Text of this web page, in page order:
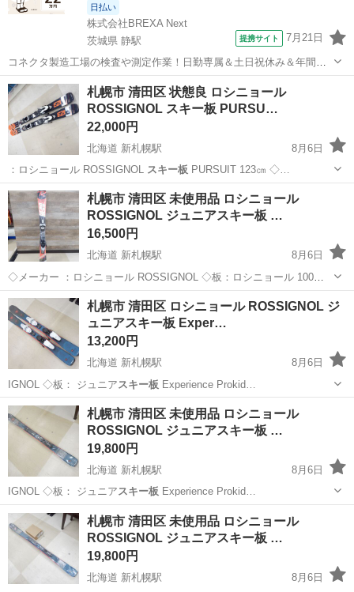
日払い
株式会社BREXA Next
茨城県 静駅
提携サイト 7月21日
コネクタ製造工場の検査や測定作業！日勤専属＆土日祝休み＆年間休
日128日★クリーンルーム内作業★マイカー通勤OK＆無料駐車場あり
★就業先食堂利用可！日払い制度あり！《茨城県常陸大宮市》 人気の
工場のお仕事 ◇コネクタ製造工...
茨城 常陸大宮市 静駅 その他
札幌市 清田区 状態良 ロシニョール
ROSSIGNOL スキー板 PURSU…
22,000円
北海道 新札幌駅
8月6日
：ロシニョール ROSSIGNOL スキー板 PURSUIT 123㎝ ◇…
北海道 札幌市 新札幌駅 スキー ロシニョール
札幌市 清田区 未使用品 ロシニョール
ROSSIGNOL ジュニアスキー板 …
16,500円
北海道 新札幌駅
8月6日
◇メーカー ：ロシニョール ROSSIGNOL ◇板：ロシニョール 100㎝
◇ビンディング：LOOK TEAM4 ◇ソール長：- 当方専門ではないた
め、年代や仕様・状態など詳しいことは分かりか...
北海道 札幌市 新札幌駅 スキー
札幌市 清田区 ロシニョール ROSSIGNOL ジ
ュニアスキー板 Exper…
13,200円
北海道 新札幌駅
8月6日
IGNOL ◇板： ジュニア スキー板 Experience Prokid…
北海道 札幌市 新札幌駅 スキー ビンディング
札幌市 清田区 未使用品 ロシニョール
ROSSIGNOL ジュニアスキー板 …
19,800円
北海道 新札幌駅
8月6日
IGNOL ◇板： ジュニアスキー板 Experience Prokid…
北海道 札幌市 新札幌駅 スキー ビンディング
札幌市 清田区 未使用品 ロシニョール
ROSSIGNOL ジュニアスキー板 …
19,800円
北海道 新札幌駅
8月6日